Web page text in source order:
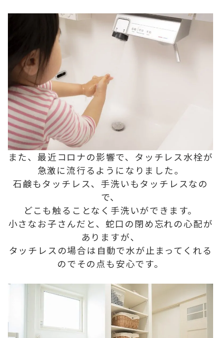
また、最近コロナの影響で、タッチレス水栓が
急激に流行るようになりました。
石鹸もタッチレス、手洗いもタッチレスなの
で、
どこも触ることなく手洗いができます。
小さなお子さんだと、蛇口の閉め忘れの心配が
ありますが、
タッチレスの場合は自動で水が止まってくれる
のでその点も安心です。